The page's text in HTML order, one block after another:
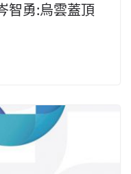
智勇:烏雲蓋頂